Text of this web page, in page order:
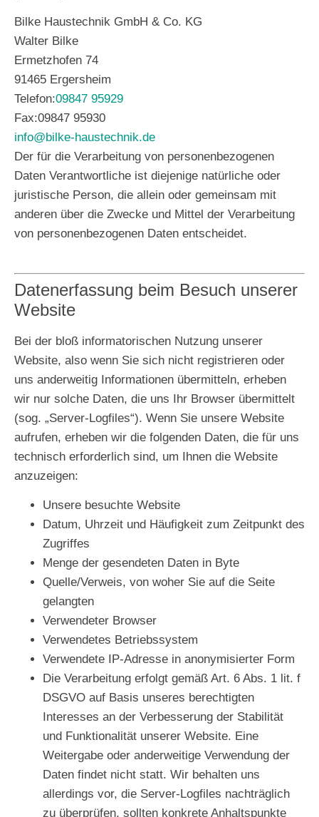
Bilke Haustechnik GmbH & Co. KG
Walter Bilke
Ermetzhofen 74
91465 Ergersheim
Telefon:09847 95929
Fax:09847 95930
info@bilke-haustechnik.de
Der für die Verarbeitung von personenbezogenen
Daten Verantwortliche ist diejenige natürliche oder
juristische Person, die allein oder gemeinsam mit
anderen über die Zwecke und Mittel der Verarbeitung
von personenbezogenen Daten entscheidet.
Datenerfassung beim Besuch unserer
Website
Bei der bloß informatorischen Nutzung unserer
Website, also wenn Sie sich nicht registrieren oder
uns anderweitig Informationen übermitteln, erheben
wir nur solche Daten, die uns Ihr Browser übermittelt
(sog. „Server-Logfiles“). Wenn Sie unsere Website
aufrufen, erheben wir die folgenden Daten, die für uns
technisch erforderlich sind, um Ihnen die Website
anzuzeigen:
Unsere besuchte Website
Datum, Uhrzeit und Häufigkeit zum Zeitpunkt des
Zugriffes
Menge der gesendeten Daten in Byte
Quelle/Verweis, von woher Sie auf die Seite
gelangten
Verwendeter Browser
Verwendetes Betriebssystem
Verwendete IP-Adresse in anonymisierter Form
Die Verarbeitung erfolgt gemäß Art. 6 Abs. 1 lit. f
DSGVO auf Basis unseres berechtigten
Interesses an der Verbesserung der Stabilität
und Funktionalität unserer Website. Eine
Weitergabe oder anderweitige Verwendung der
Daten findet nicht statt. Wir behalten uns
allerdings vor, die Server-Logfiles nachträglich
zu überprüfen, sollten konkrete Anhaltspunkte